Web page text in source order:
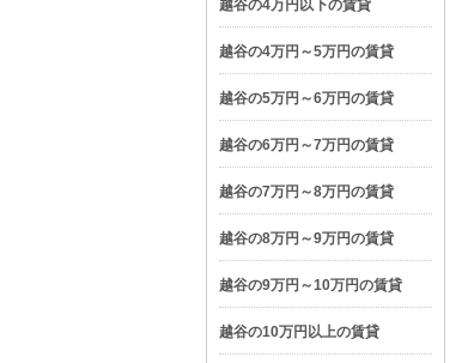
越谷の4万円以下の賃貸
越谷の4万円～5万円の賃貸
越谷の5万円～6万円の賃貸
越谷の6万円～7万円の賃貸
越谷の7万円～8万円の賃貸
越谷の8万円～9万円の賃貸
越谷の9万円～10万円の賃貸
越谷の10万円以上の賃貸